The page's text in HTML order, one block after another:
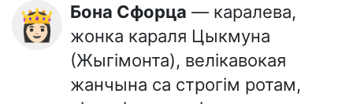
👸🏻 Бона Сфорца — каралева,
жонка караля Цыкмуна
(Жыгімонта), велікавокая
жанчына са строгім ротам,